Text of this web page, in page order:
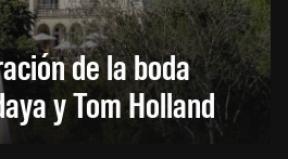
de la boda
y Tom Holland